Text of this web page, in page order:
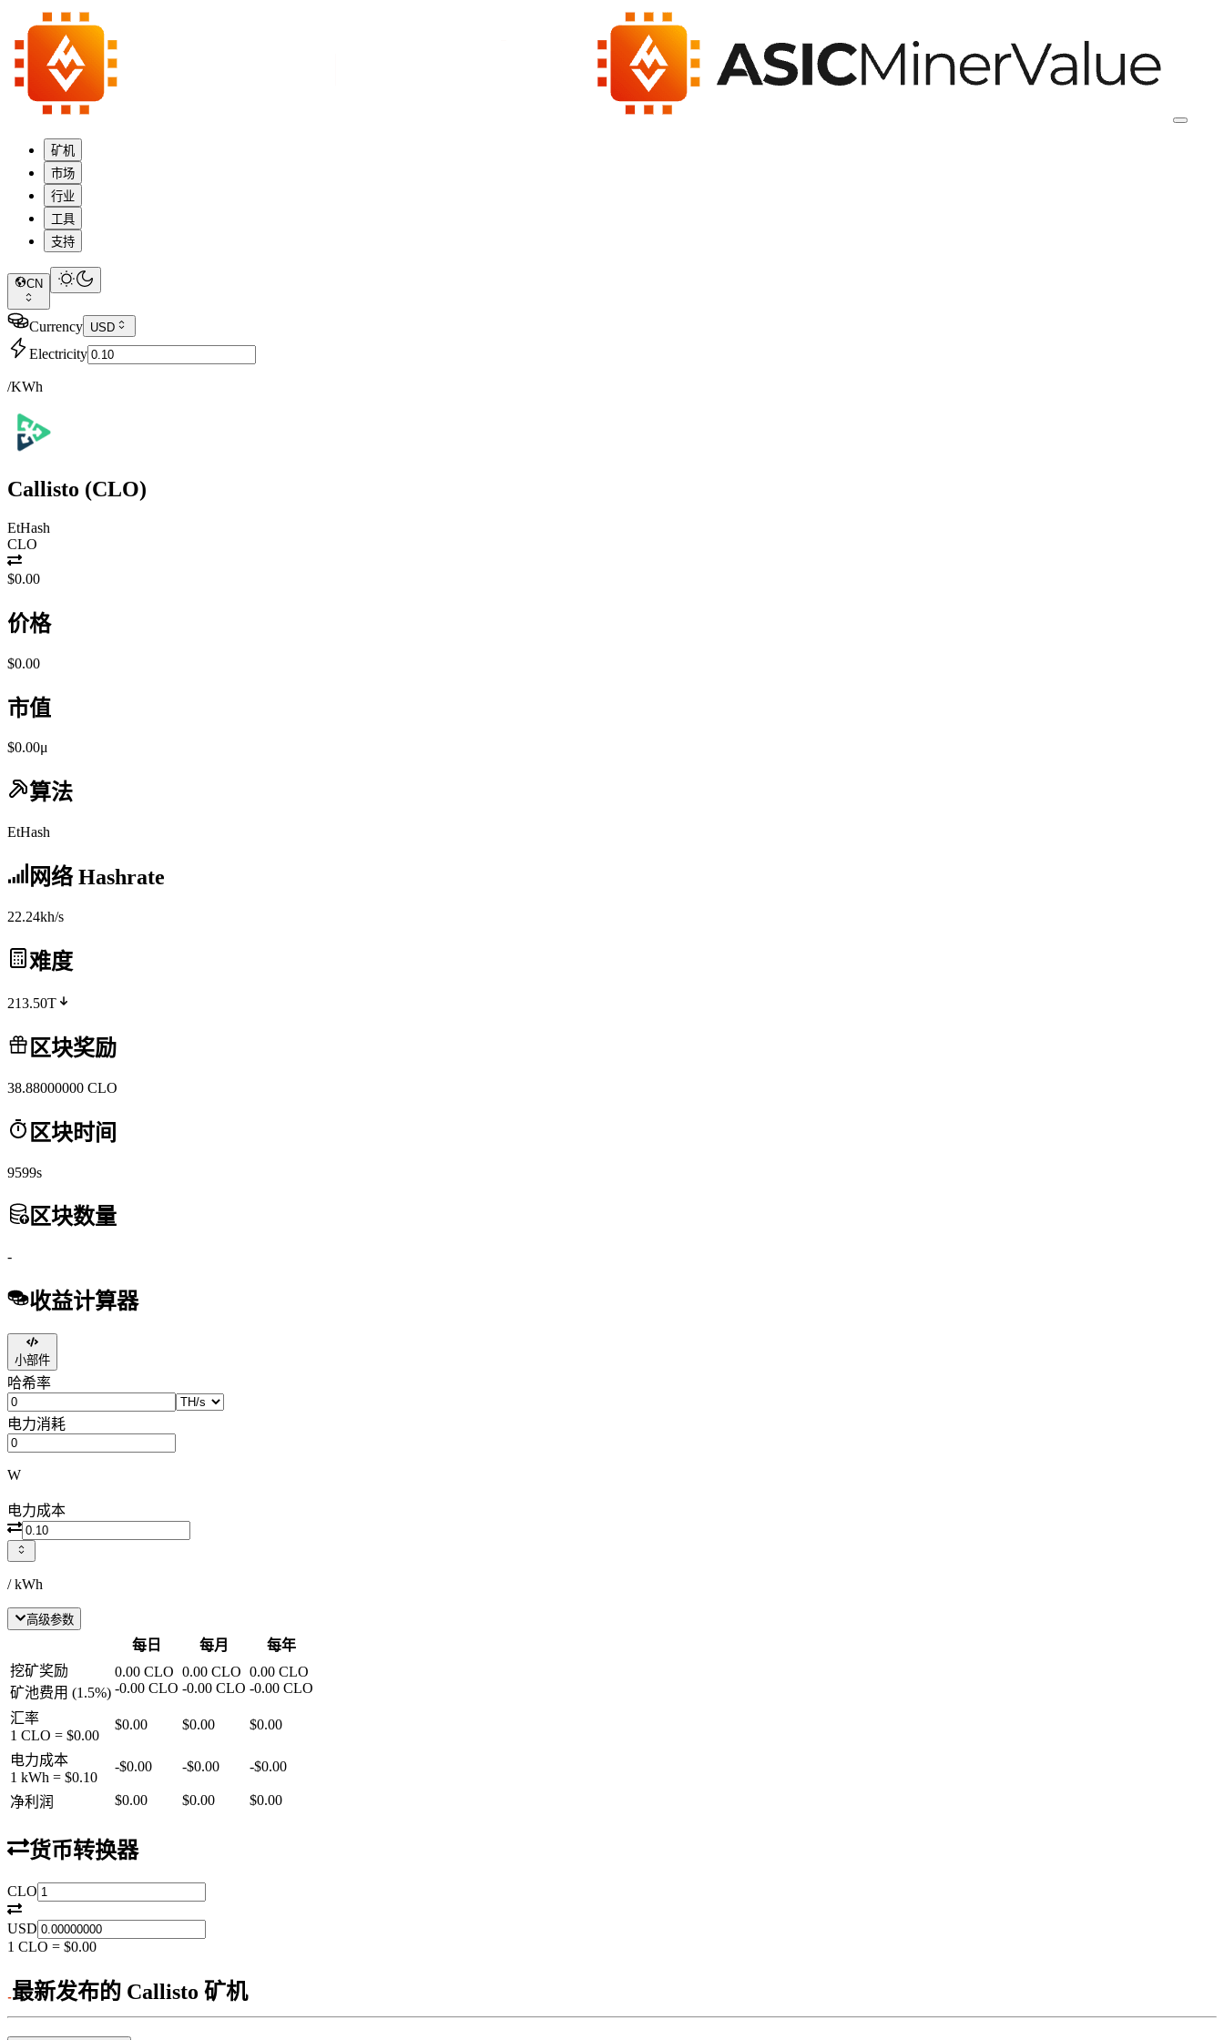
矿机
市场
行业
工具
支持
CN
Currency USD
Electricity
/KWh
Callisto (CLO)
EtHash
CLO
$0.00
价格
$0.00
市值
$0.00μ
算法
EtHash
网络 Hashrate
22.24kh/s
难度
213.50T
区块奖励
38.88000000 CLO
区块时间
9599s
区块数量
-
收益计算器
小部件
哈希率
电力消耗
W
电力成本
/ kWh
高级参数
每日 每月
每年
挖矿奖励
矿池费用 (1.5%)
0.00 CLO
-0.00 CLO
0.00 CLO
-0.00 CLO
0.00 CLO
-0.00 CLO
汇率
1 CLO = $0.00
$0.00 $0.00 $0.00
电力成本
1 kWh = $0.10
-$0.00 -$0.00 -$0.00
净利润 $0.00 $0.00 $0.00
货币转换器
CLO
USD
1 CLO = $0.00
最新发布的 Callisto 矿机